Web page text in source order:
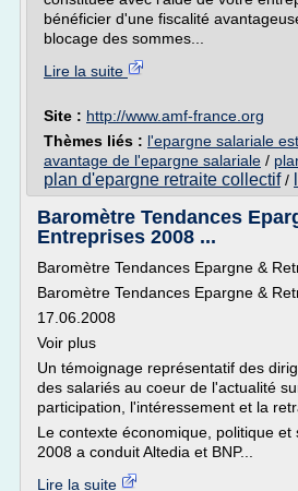
bénéficier d'une fiscalité
blocage des sommes...
Lire la suite
Site : http://www.amf-france.org
Thèmes liés : l'epargne salariale
avantage de l'epargne salariale /
plan d'epargne retraite collectif/
Baromètre Tendances
Entreprises 2008 ...
Baromètre Tendances Epargne &
Baromètre Tendances Epargne &
17.06.2008
Voir plus
Un témoignage représentatif des
des salariés au coeur de l'actualité
participation, l'intéressement et la
Le contexte économique, politique et
2008 a conduit Altedia et BNP...
Lire la suite